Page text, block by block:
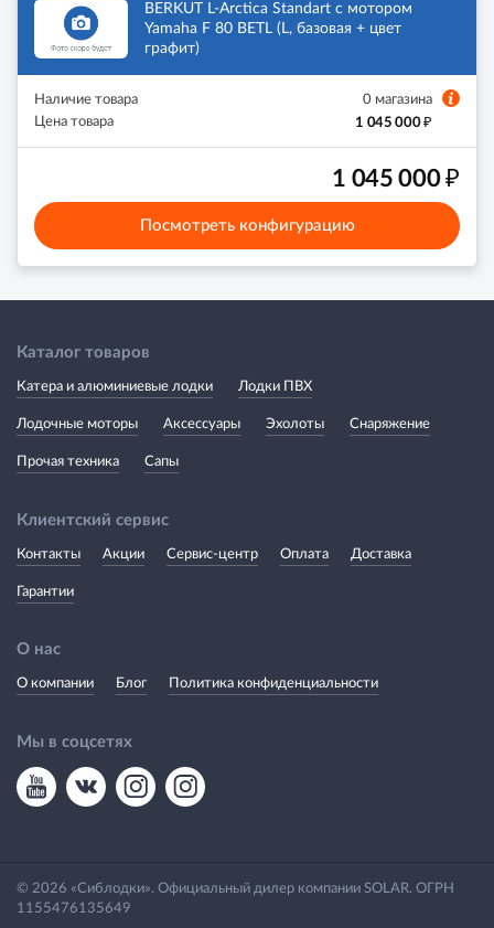
BERKUT L-Arctica Standart с мотором
Yamaha F 80 BETL (L, базовая + цвет
графит)
Наличие товара
0 магазина
Цена товара
1 045 000₽
1 045 000₽
Посмотреть конфигурацию
Каталог товаров
Катера и алюминиевые лодки Лодки ПВХ
Лодочные моторы Аксессуары Эхолоты Снаряжение
Прочая техника Сапы
Клиентский сервис
Контакты Акции Сервис-центр Оплата Доставка
Гарантии
О нас
О компании Блог Политика конфиденциальности
Мы в соцсетях
© 2026 «Сиблодки». Официальный дилер компании SOLAR. ОГРН
1155476135649